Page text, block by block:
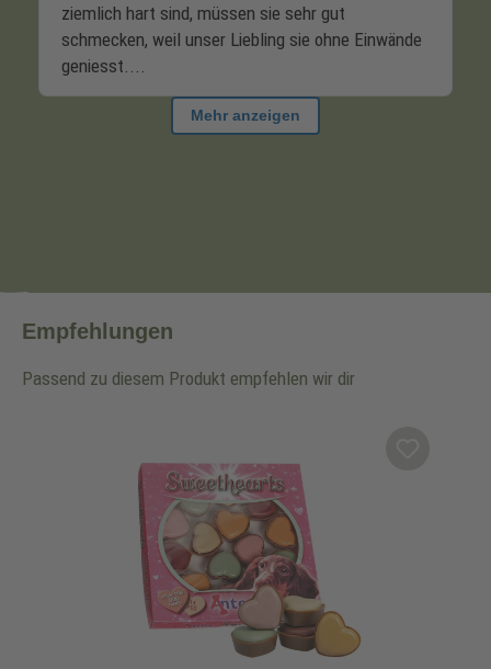
Empfehlungen
Passend zu diesem Produkt empfehlen wir dir